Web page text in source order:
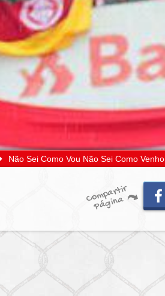
Não Sei Como Vou Não Sei Como Venho
C
o
m
p
artir
P
á
gi
n
a